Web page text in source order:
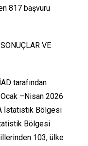
817 başvuru
VE
tarafından
–Nisan 2026
İstatistik Bölgesi
Bölgesi
103, ülke